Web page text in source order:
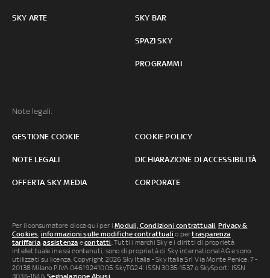
SKY ARTE SKY BAR
SPAZI SKY
PROGRAMMI
Note legali:
GESTIONE COOKIE COOKIE POLICY
NOTE LEGALI DICHIARAZIONE DI ACCESSIBILITÀ
OFFERTA SKY MEDIA CORPORATE
Per il consumatore clicca qui per iModuli, Condizioni contrattuali, Privacy &
Cookies, informazioni sulle modifiche contrattuali o pertrasparenza
tariffaria,assistenza econtatti. Tutti i marchi Sky e i diritti di proprietà
intellettuale in essi contenuti, sono di proprietà di Sky international AG e sono
utilizzati su licenza. Copyright 2026 Sky Italia - Sky Italia Srl Via Monte Penice, 7 -
20138 Milano P.IVA 04619241005. SkyTG24: ISSN 3035-1537 e SkySport: ISSN
3035-1545.Segnalazione Abusi